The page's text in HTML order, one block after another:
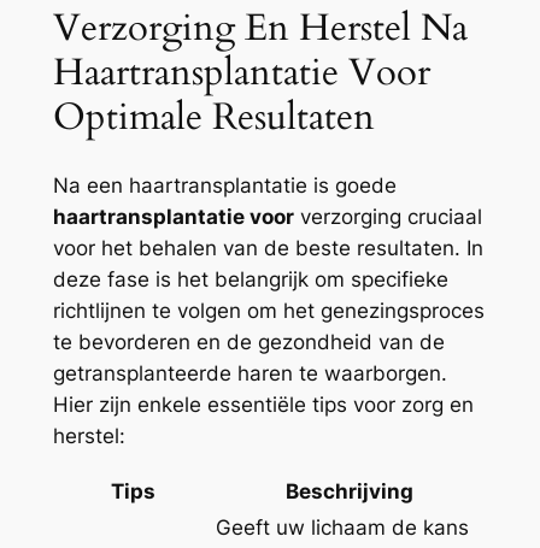
Verzorging En Herstel Na
Haartransplantatie Voor
Optimale Resultaten
Na een haartransplantatie is goede
haartransplantatie voorverzorging cruciaal
voor het behalen van de beste resultaten. In
deze fase is het belangrijk om specifieke
richtlijnen te volgen om het genezingsproces
te bevorderen en de gezondheid van de
getransplanteerde haren te waarborgen.
Hier zijn enkele essentiële tips voor zorg en
herstel:
Tips Beschrijving
Geeft uw lichaam de kans